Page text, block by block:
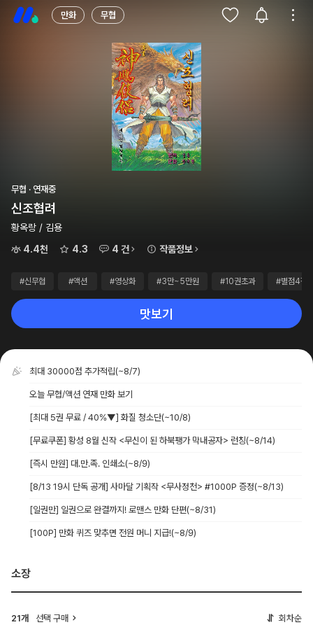
만화 무협
무협 · 연재중
신조협려
황옥랑 / 김용
4.4천
4.3 4 건 작품정보
#신무협 #액션 #영상화 #3만~5만원 #10권초과 #별점4점
맛보기
최대 30000점 추가적립(~8/7)
오늘 무협/액션 연재 만화 보기
[최대 5권 무료 / 40%▼] 화질 청소단(~10/8)
[무료쿠폰] 황성 8월 신작 <무신이 된 하북팽가 막내공자> 런칭(~8/14)
[즉시 만원] 대.만.족. 인쇄소(~8/9)
[8/13 19시 단독 공개] 사마달 기획작 <무사정천> #1000P 증정(~8/13)
[일권만] 일권으로 완결까지! 로맨스 만화 단편(~8/31)
[100P] 만화 퀴즈 맞추면 전원 머니 지급!(~8/9)
소장
21개 선택 구매 회차순